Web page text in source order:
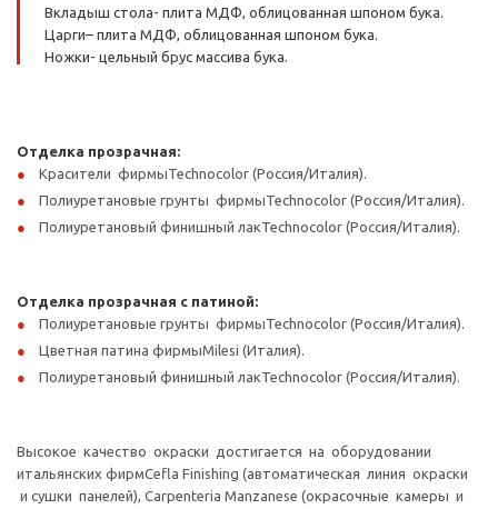
Вкладыш стола- плита МДФ, облицованная шпоном бука.
Царги– плита МДФ, облицованная шпоном бука.
Ножки- цельный брус массива бука.
Отделка прозрачная:
Красители фирмыTechnocolor (Россия/Италия).
Полиуретановые грунты фирмыTechnocolor (Россия/Италия).
Полиуретановый финишный лакTechnocolor (Россия/Италия).
Отделка прозрачная с патиной:
Полиуретановые грунты фирмыTechnocolor (Россия/Италия).
Цветная патина фирмыMilesi (Италия).
Полиуретановый финишный лакTechnocolor (Россия/Италия).
Высокое качество окраски достигается на оборудовании
итальянских фирмCefla Finishing (автоматическая линия окраски
и сушки панелей), Carpenteria Manzanese (окрасочные камеры и